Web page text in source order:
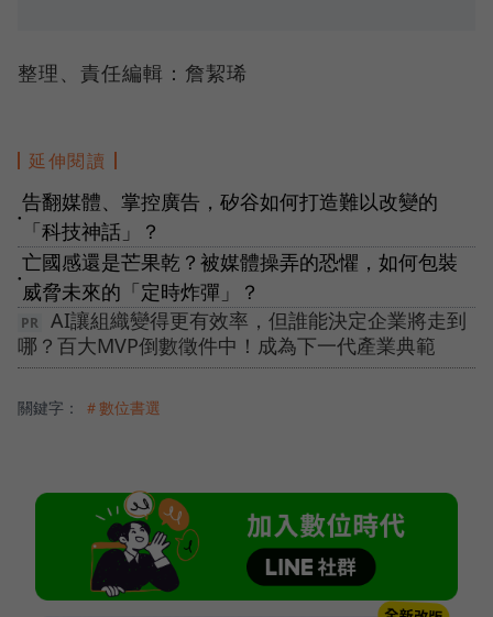
整理、責任編輯：詹絜琋
延伸閱讀
●
告翻媒體、掌控廣告，矽谷如何打造難以改變的
「科技神話」？
●
亡國感還是芒果乾？被媒體操弄的恐懼，如何包裝
威脅未來的「定時炸彈」？
AI讓組織變得更有效率，但誰能決定企業將走到
哪？百大MVP倒數徵件中！成為下一代產業典範
關鍵字： ＃數位書選